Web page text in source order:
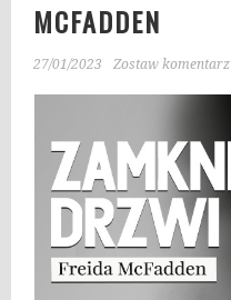
MCFADDEN
27/01/2023 Zostaw komentarz